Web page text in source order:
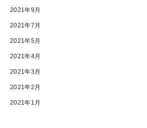
2021年9月
2021年7月
2021年5月
2021年4月
2021年3月
2021年2月
2021年1月